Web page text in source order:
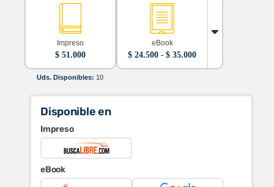
Impreso
$51.000
Uds. Disponibles: 10
eBook
$ 24.500 - $ 35.000Rango
Disponible en
Impreso
eBook